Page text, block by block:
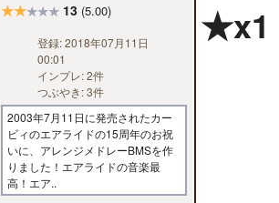
★★★★★ 13 (5.00)
登録: 2018年07月11日
00:01
インプレ: 2件
つぶやき: 3件
2003年7月11日に発売されたカー
ビィのエアライドの15周年のお祝
いに、アレンジメドレーBMSを作
りました！エアライドの音楽最
高！エア..
★x1